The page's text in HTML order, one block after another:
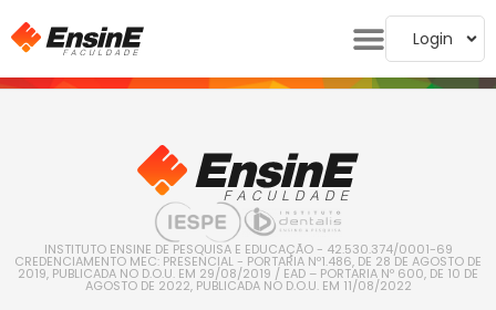
Login
INSTITUTO ENSINE DE PESQUISA E EDUCAÇÃO - 42.530.374/0001-69
CREDENCIAMENTO MEC: PRESENCIAL - PORTARIA Nº1.486, DE 28 DE AGOSTO DE
2019, PUBLICADA NO D.O.U. EM 29/08/2019 / EAD – PORTARIA Nº 600, DE 10 DE
AGOSTO DE 2022, PUBLICADA NO D.O.U. EM 11/08/2022